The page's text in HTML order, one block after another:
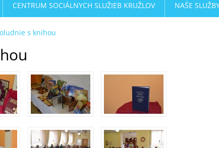
s knihou
CENTRUM SOCIÁLNYCH SLUŽIEB KRUŽLOV NAŠE